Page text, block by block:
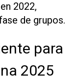
2022,
de grupos.
para
2025